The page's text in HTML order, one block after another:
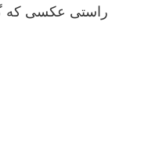
راستی عکسی که